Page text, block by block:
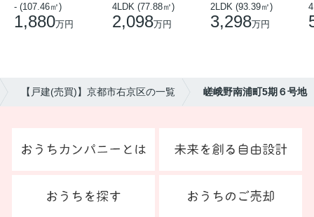
- (107.46㎡)
1,880万円
4LDK (77.88㎡)
2,098万円
2LDK (93.39㎡)
3,298万円
【戸建(売買)】京都市右京区の一覧 嵯峨野南浦町5期６号地